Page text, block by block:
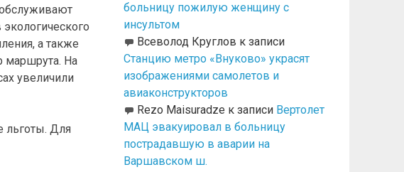
а также
маршрута. На
увеличили
льготы. Для
больницу пожилую женщину с
инсультом
Всеволод Круглов к записи
Станцию метро «Внуково» украсят
изображениями самолетов и
авиаконструкторов
Rezo Maisuradze к записи Вертолет
МАЦ эвакуировал в больницу
пострадавшую в аварии на
Варшавском ш.